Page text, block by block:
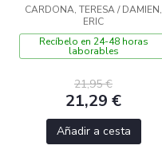
CARDONA, TERESA / DAMIEN,
ERIC
Recíbelo en 24-48 horas
laborables
21,95 €
21,29 €
Añadir a cesta